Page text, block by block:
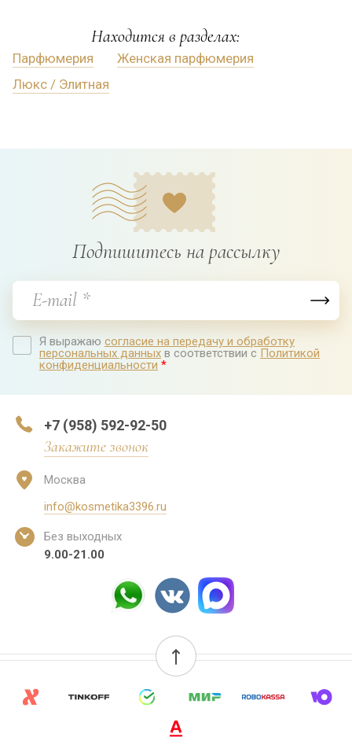
Находится в разделах:
Парфюмерия
Женская парфюмерия
Люкс / Элитная
Подпишитесь на рассылку
Я выражаю согласие на передачу и обработку
персональных данных в соответствии с Политикой
конфиденциальности *
+7 (958) 592-92-50
Закажите звонок
Москва
info@kosmetika3396.ru
Без выходных
9.00-21.00